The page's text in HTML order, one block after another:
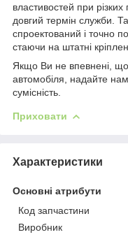
властивостей при
довгий термін служби.
спроектований і точно
стаючи на штатні
Якщо Ви не впевнені,
автомобіля, надайте
сумісність.
Приховати
Характеристики
Основні атрибути
Код запчастини
Виробник